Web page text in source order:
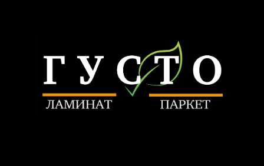
Политика конфиденциальности
www.trunilinnikita.ru